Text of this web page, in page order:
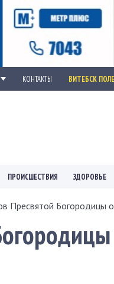
КОНТАКТЫ ВИТЕБСК
ПРОИСШЕСТВИЯ ЗДОРОВЬЕ
Пресвятой Богородицы